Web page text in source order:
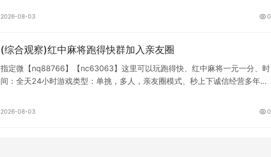
款码游戏里充值砖石房费自动扣除八局一个非常方便玩起来也方便两百多人的
2026-08-03 0
(综合观察)红中麻将跑得快群加入亲友圈
指定微【nq88766】【nc63063】这里可以玩跑得快、红中麻将一元一分、时
间：全天24小时游戏类型：单挑，多人，亲友圈模式、秒上下诚信经营多年信
回放随时有专人巡查伙牌。没有鸭金。想找靠谱平台的速度来！加不上微信就
2026-08-03 0